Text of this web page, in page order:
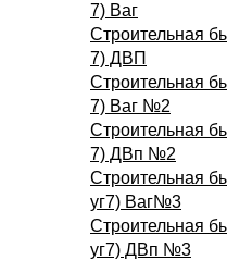
7) Ваг
Строительная
7) ДВП
Строительная
7) Ваг №2
Строительная
7) ДВп №2
Строительная
уг7) Ваг№3
Строительная
уг7) ДВп №3